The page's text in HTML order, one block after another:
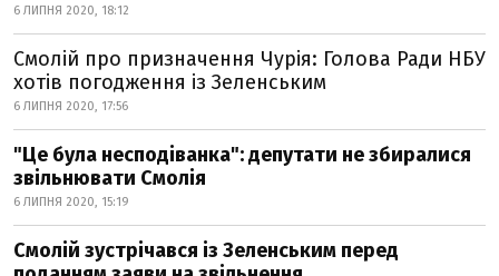
6 ЛИПНЯ 2020, 18:12
Смолій про призначення Чурія: Голова Ради НБУ
хотів погодження із Зеленським
6 ЛИПНЯ 2020, 17:56
"Це була несподіванка": депутати не збиралися
звільнювати Смолія
6 ЛИПНЯ 2020, 15:19
Смолій зустрічався із Зеленським перед